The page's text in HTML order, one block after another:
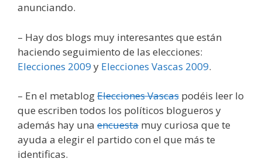
anunciando.
– Hay dos blogs muy interesantes que están
haciendo seguimiento de las elecciones:
Elecciones 2009 y Elecciones Vascas 2009.
– En el metablogElecciones Vascas podéis leer lo
que escriben todos los políticos blogueros y
además hay una encuesta muy curiosa que te
ayuda a elegir el partido con el que más te
identificas.